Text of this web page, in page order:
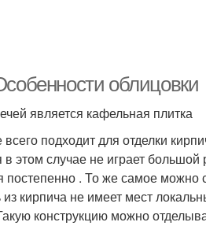
облицовки
является кафельная плитка
подходит для отделки
этом случае не играет большой
постепенно . То же самое можно
кирпича не имеет мест
конструкцию можно